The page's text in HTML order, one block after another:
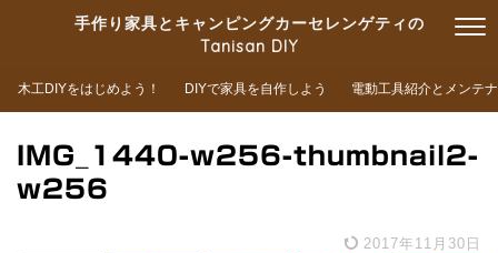
手作り家具とキャンピングカーセレンゲティの
Tanisan DIY
木工DIYをはじめよう！ DIYで家具を自作しよう 電動工具紹介とメンテ
IMG_1440-w256-thumbnail2-
w256
2017年11月30日